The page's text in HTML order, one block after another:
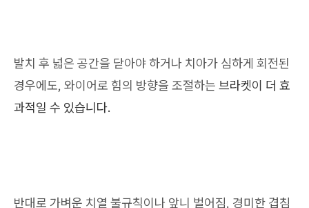
발치 후 넓은 공간을 닫아야 하거나 치아가 심하게 회전된
경우에도, 와이어로 힘의 방향을 조절하는 브라켓이 더 효
과적일 수 있습니다.
반대로 가벼운 치열 불규칙이나 앞니 벌어짐, 경미한 겹침